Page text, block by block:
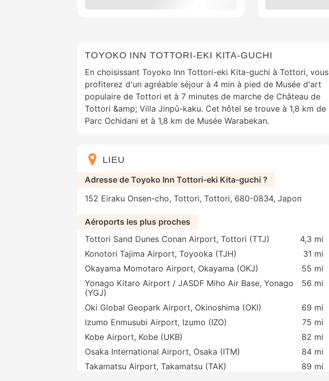
TOYOKO INN TOTTORI-EKI KITA-GUCHI
En choisissant Toyoko Inn Tottori-eki Kita-guchi à Tottori, vous
profiterez d'un agréable séjour à 4 min à pied de Musée d'art
populaire de Tottori et à 7 minutes de marche de Château de
Tottori &amp; Villa Jinpū-kaku. Cet hôtel se trouve à 1,8 km de
Parc Ochidani et à 1,8 km de Musée Warabekan.
LIEU
Adresse de Toyoko Inn Tottori-eki Kita-guchi ?
152 Eiraku Onsen-cho, Tottori, Tottori, 680-0834, Japon
Aéroports les plus proches
Tottori Sand Dunes Conan Airport, Tottori (TTJ)
4,3 mi
Konotori Tajima Airport, Toyooka (TJH)
31 mi
Okayama Momotaro Airport, Okayama (OKJ)
55 mi
Yonago Kitaro Airport / JASDF Miho Air Base, Yonago
(YGJ)
56 mi
Oki Global Geopark Airport, Okinoshima (OKI)
69 mi
Izumo Enmusubi Airport, Izumo (IZO)
75 mi
Kobe Airport, Kobe (UKB)
82 mi
Osaka International Airport, Osaka (ITM)
84 mi
Takamatsu Airport, Takamatsu (TAK)
89 mi